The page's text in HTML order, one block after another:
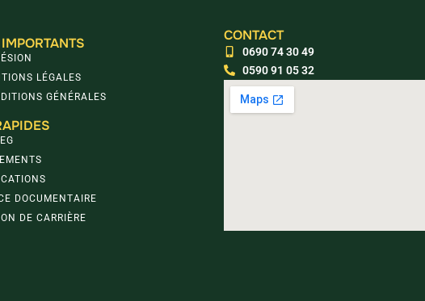
LÉGALES
GÉNÉRALES
DOCUMENTAIRE
DE CARRIÈRE
CONTACT
0690 74 30 49
0590 91 05 32